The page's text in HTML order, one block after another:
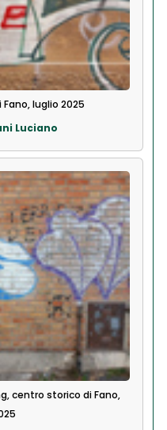
luglio 2025
Luciano
centro storico di Fano,